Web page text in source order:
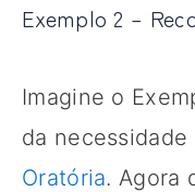
Exemplo 2 –
Imagine o
da
Oratória. Agora